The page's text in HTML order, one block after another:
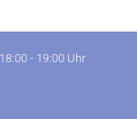
- 19:00 Uhr